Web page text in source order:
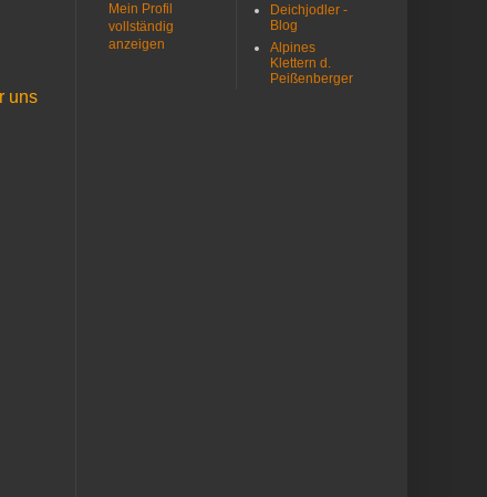
uns
Mein Profil
vollständig
anzeigen
Deichjodler -
Blog
Alpines
Klettern d.
Peißenberger